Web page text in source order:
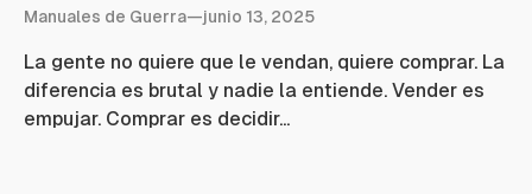
Manuales de Guerra—junio 13, 2025
La gente no quiere que le vendan, quiere comprar. La
diferencia es brutal y nadie la entiende. Vender es
empujar. Comprar es decidir...